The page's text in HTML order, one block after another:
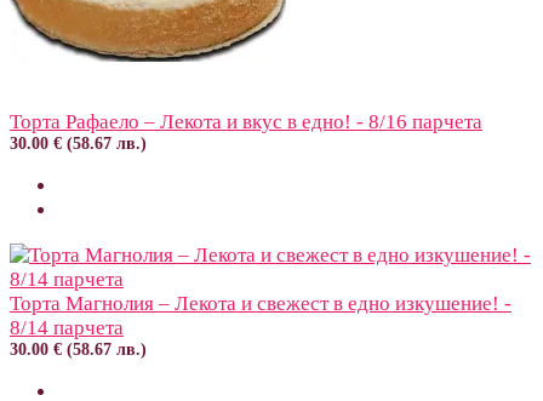
Торта Рафаело – Лекота и вкус в едно! - 8/16 парчета
30.00 € (58.67 лв.)
Торта Магнолия – Лекота и свежест в едно изкушение! -
8/14 парчета
30.00 € (58.67 лв.)